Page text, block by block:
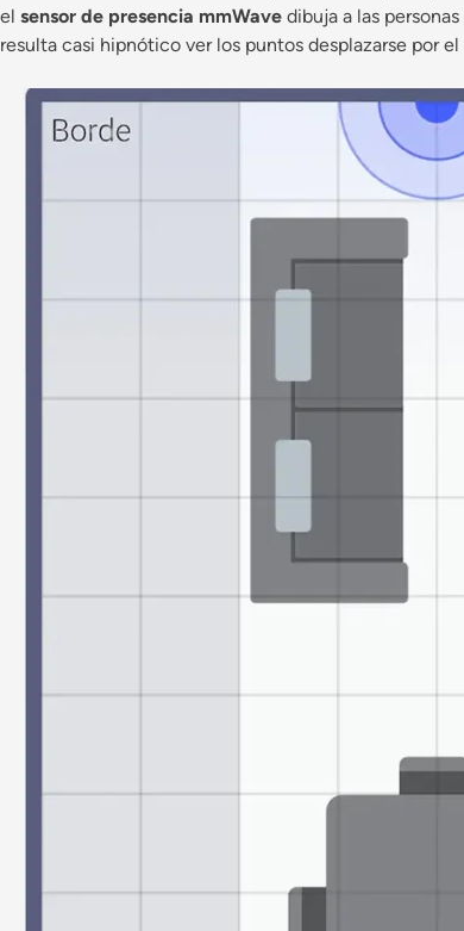
el sensor de presencia mmWave dibuja a las personas
resulta casi hipnótico ver los puntos desplazarse por el